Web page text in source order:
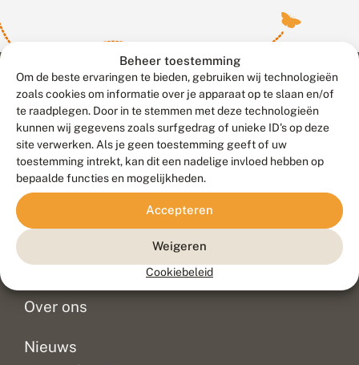
Beheer toestemming
Om de beste ervaringen te bieden, gebruiken wij technologieën
zoals cookies om informatie over je apparaat op te slaan en/of
te raadplegen. Door in te stemmen met deze technologieën
kunnen wij gegevens zoals surfgedrag of unieke ID's op deze
site verwerken. Als je geen toestemming geeft of uw
toestemming intrekt, kan dit een nadelige invloed hebben op
bepaalde functies en mogelijkheden.
Accepteren
Weigeren
Cookiebeleid
Contact
Veelgestelde vragen
Doneer
Over ons
Nieuws
Meld waarnemingen© 2026 Vlinderstichting
Duurzaam ontwikkeld door
Go2People
, ontworpen door
Blue Field Agency
Privacy
Disclaimer
Sitemap